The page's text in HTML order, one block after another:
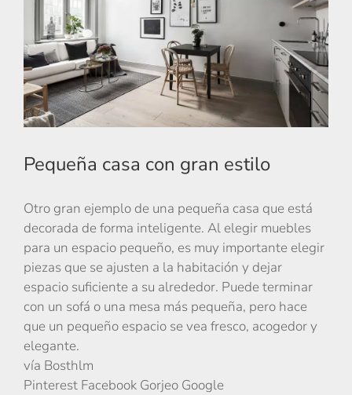
Pequeña casa con gran estilo
Otro gran ejemplo de una pequeña casa que está
decorada de forma inteligente. Al elegir muebles
para un espacio pequeño, es muy importante elegir
piezas que se ajusten a la habitación y dejar
espacio suficiente a su alrededor. Puede terminar
con un sofá o una mesa más pequeña, pero hace
que un pequeño espacio se vea fresco, acogedor y
elegante.
vía Bosthlm
Pinterest Facebook Gorjeo Google